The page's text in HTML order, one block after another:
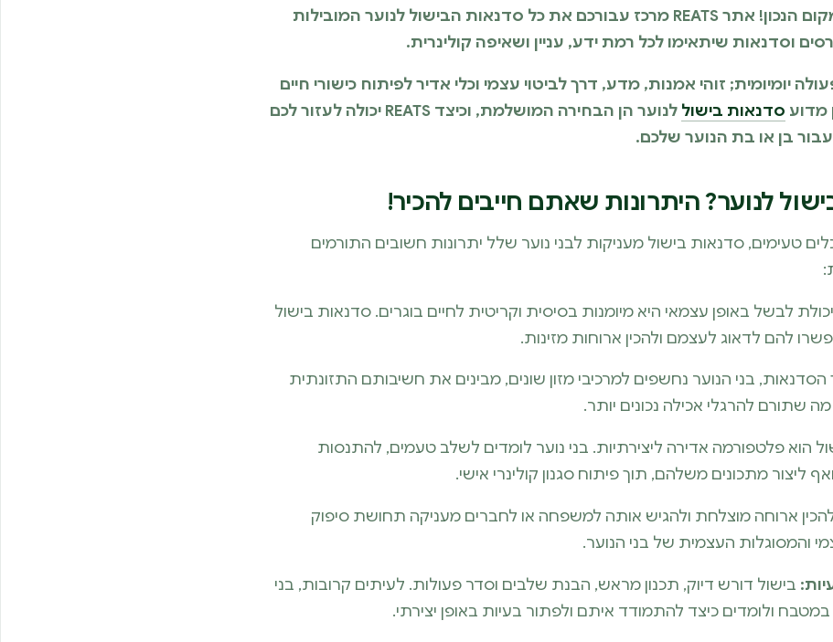
לימודית ומעצימה – הגעתם למקום הנכון! אתר REATS מרכז עבורכם את כל סדנאות הבישול לנוער המובילות
וסדנאות שיתאימו לכל רמת ידע, עניין ושאיפה קולינרית.
יומיומית; זוהי אמנות, מדע, דרך לביטוי עצמי וכלי אדיר לפיתוח כישורי חיים
מדוע סדנאות בישול
לנוער הן הבחירה המושלמת, וכיצד REATS יכולה לעזור לכם
בן או בת הנוער שלכם.
לנוער? היתרונות שאתם חייבים להכיר!
טעימים, סדנאות בישול מעניקות לבני נוער שלל יתרונות חשובים התורמים
לבשל באופן עצמאי היא מיומנות בסיסית וקריטית לחיים בוגרים. סדנאות בישול
להם לדאוג לעצמם ולהכין ארוחות מזינות.
בני הנוער נחשפים למרכיבי מזון שונים, מבינים את חשיבותם התזונתית
שתורם להרגלי אכילה נכונים יותר.
הוא פלטפורמה אדירה ליצירתיות. בני נוער לומדים לשלב טעמים, להתנסות
ליצור מתכונים משלהם, תוך פיתוח סגנון קולינרי אישי.
ארוחה מוצלחת ולהגיש אותה למשפחה או לחברים מעניקה תחושת סיפוק
והמסוגלות העצמית של בני הנוער.
בישול דורש דיוק, תכנון מראש, הבנת שלבים וסדר פעולות. לעיתים קרובות, בני
ולומדים כיצד להתמודד איתם ולפתור בעיות באופן יצירתי.